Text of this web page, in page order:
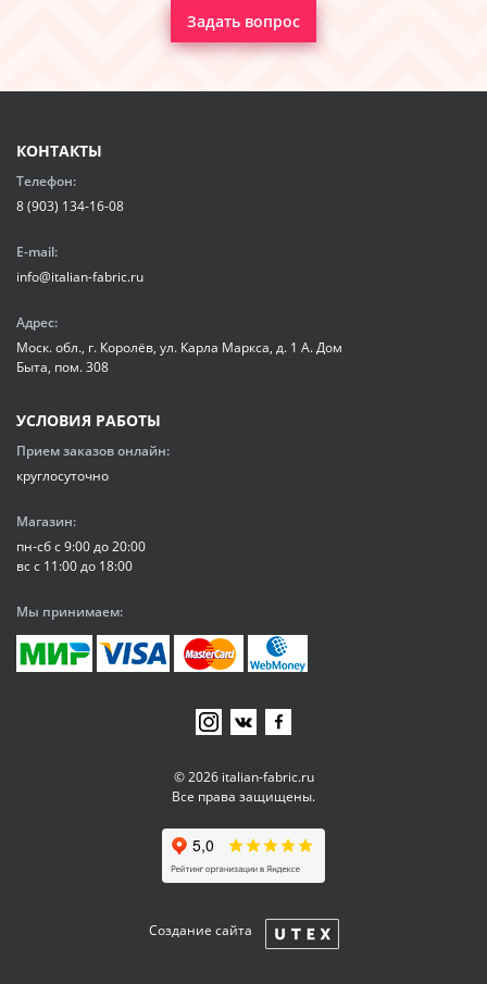
Задать вопрос
© 2026 italian-fabric.ru
Все права защищены.
Создание сайта
КОНТАКТЫ
Телефон:
8 (903) 134-16-08
E-mail:
info@italian-fabric.ru
Адрес:
Моск. обл., г. Королёв, ул. Карла Маркса, д. 1 А. Дом
Быта, пом. 308
УСЛОВИЯ РАБОТЫ
Прием заказов онлайн:
круглосуточно
Магазин:
пн-сб с 9:00 до 20:00
вс с 11:00 до 18:00
Мы принимаем: